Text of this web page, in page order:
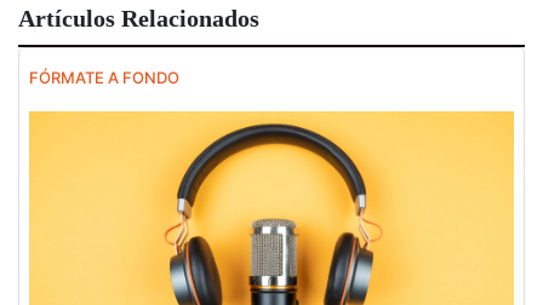
Artículos Relacionados
FÓRMATE A FONDO